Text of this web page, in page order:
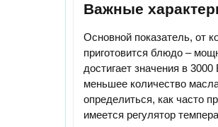
Важные
Основной показатель, от
приготовится блюдо –
достигает значения в
меньшее количество
определиться, как часто
имеется регулятор